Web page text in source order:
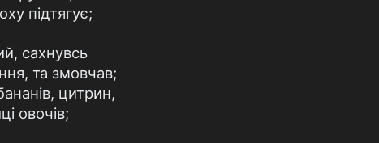
підтягує;
сахнувсь
та змовчав;
цитрин,
овочів;